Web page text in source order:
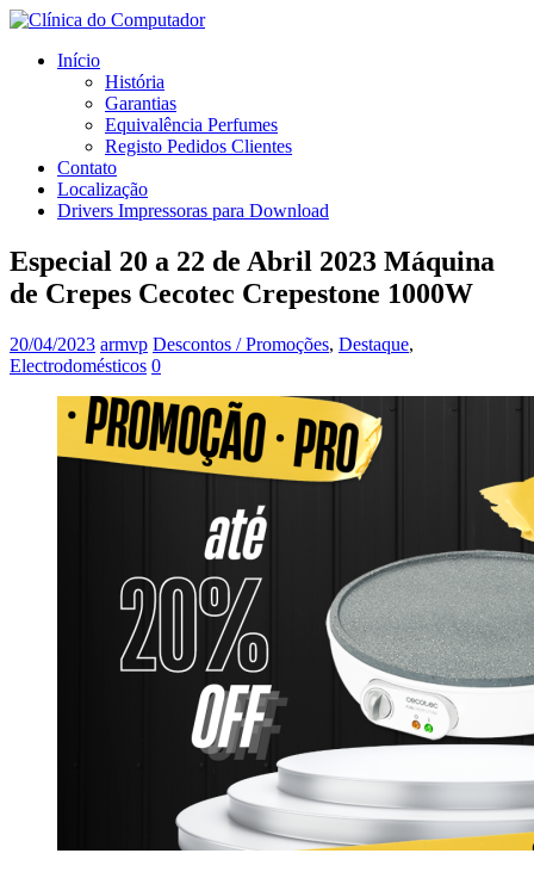
Início
História
Garantias
Equivalência Perfumes
Registo Pedidos Clientes
Contato
Localização
Drivers Impressoras para Download
Especial 20 a 22 de Abril 2023 Máquina
de Crepes Cecotec Crepestone 1000W
20/04/2023 armvp Descontos / Promoções, Destaque,
Electrodomésticos 0